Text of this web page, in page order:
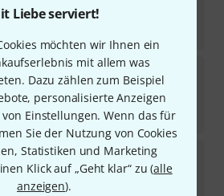
Liebe serviert!
möchten wir Ihnen ein
mit allem was
Dazu zählen zum Beispiel
personalisierte Anzeigen
Einstellungen. Wenn das für
Sie der Nutzung von Cookies
Statistiken und Marketing
Klick auf „Geht klar“ zu (alle
anzeigen).
lieferbar
NRS1038 Jimi Hendrix Inspired
7
Gretsch Jet Baritone Strings
30
lieferbar